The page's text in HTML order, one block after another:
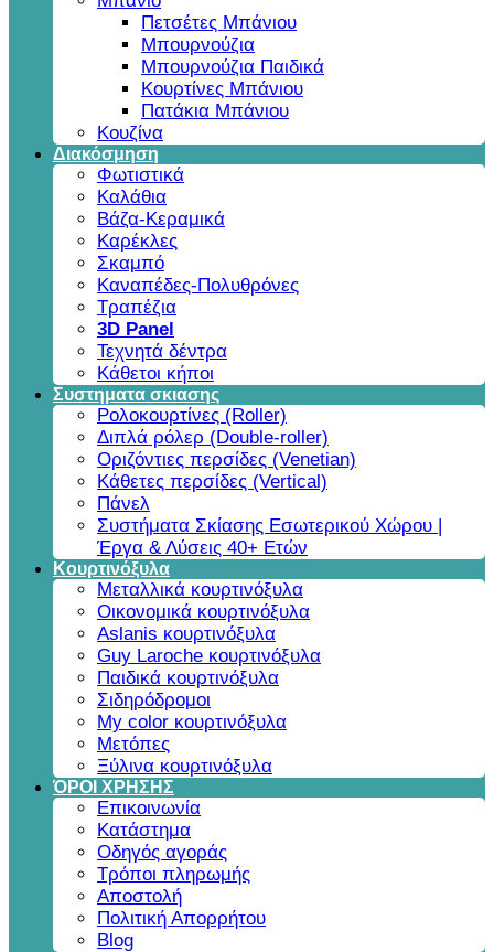
Πετσέτες Μπάνιου
Μπουρνούζια
Μπουρνούζια Παιδικά
Κουρτίνες Μπάνιου
Πατάκια Μπάνιου
Κουζίνα
Διακόσμηση
Φωτιστικά
Καλάθια
Βάζα-Κεραμικά
Καρέκλες
Σκαμπό
Καναπέδες-Πολυθρόνες
Τραπέζια
3D Panel
Τεχνητά δέντρα
Κάθετοι κήποι
Συστηματα σκιασης
Ρολοκουρτίνες (Roller)
Διπλά ρόλερ (Double-roller)
Οριζόντιες περσίδες (Venetian)
Κάθετες περσίδες (Vertical)
Πάνελ
Συστήματα Σκίασης Εσωτερικού Χώρου |
Έργα & Λύσεις 40+ Ετών
Κουρτινόξυλα
Μεταλλικά κουρτινόξυλα
Οικονομικά κουρτινόξυλα
Aslanis κουρτινόξυλα
Guy Laroche κουρτινόξυλα
Παιδικά κουρτινόξυλα
Σιδηρόδρομοι
My color κουρτινόξυλα
Μετόπες
Ξύλινα κουρτινόξυλα
ΌΡΟΙ ΧΡΗΣΗΣ
Επικοινωνία
Κατάστημα
Οδηγός αγοράς
Τρόποι πληρωμής
Αποστολή
Πολιτική Απορρήτου
Blog